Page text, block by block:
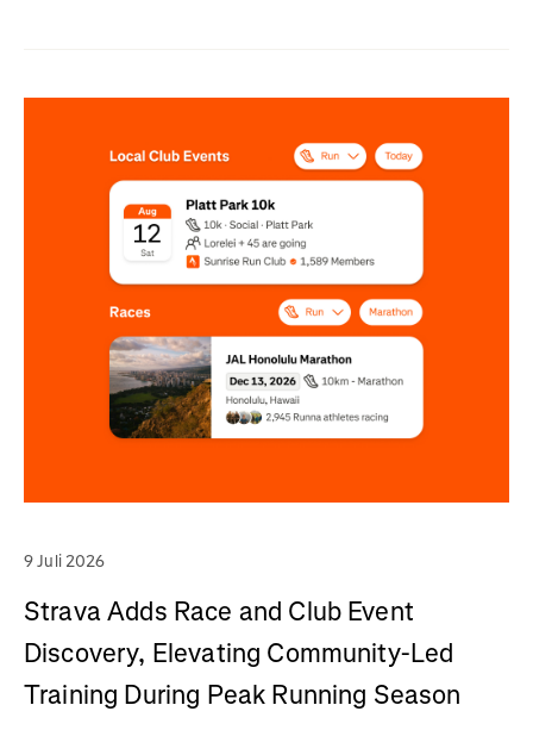
9 Juli 2026
Strava Adds Race and Club Event
Discovery, Elevating Community-Led
Training During Peak Running Season